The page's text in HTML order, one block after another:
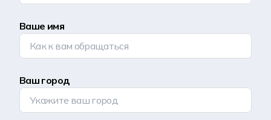
Ваше имя
Ваш город